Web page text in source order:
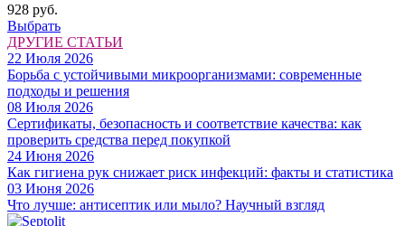
928 руб.
Выбрать
ДРУГИЕ СТАТЬИ
22 Июля 2026
Борьба с устойчивыми микроорганизмами: современные
подходы и решения
08 Июля 2026
Сертификаты, безопасность и соответствие качества: как
проверить средства перед покупкой
24 Июня 2026
Как гигиена рук снижает риск инфекций: факты и статистика
03 Июня 2026
Что лучше: антисептик или мыло? Научный взгляд